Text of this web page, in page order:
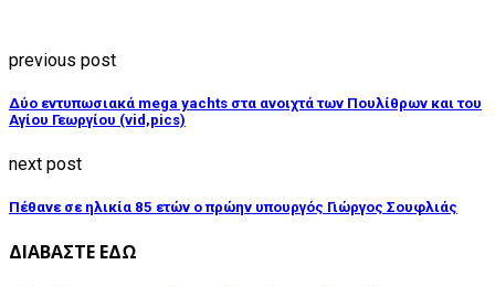
previous post
Δύο εντυπωσιακά mega yachts στα ανοιχτά των Πουλίθρων και του
Αγίου Γεωργίου (vid,pics)
next post
Πέθανε σε ηλικία 85 ετών ο πρώην υπουργός Γιώργος Σουφλιάς
ΔΙΑΒΑΣΤΕ ΕΔΩ